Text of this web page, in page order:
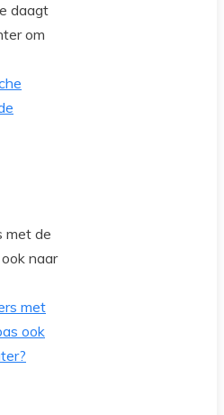
daagt
om
met de
naar